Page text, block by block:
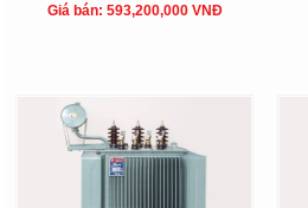
Giá bán: 593,200,000 VNĐ